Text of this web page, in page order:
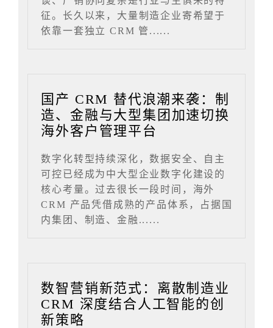
征。长久以来，大量制造企业寄希望于
依靠一套独立 CRM 管......
国产 CRM 替代浪潮来袭：制
造、金融与大型集团加速切换
海外客户管理平台
数字化转型持续深化，数据安全、自主
可控已经成为中大型企业数字化建设的
核心考量。过去很长一段时间，海外
CRM 产品凭借成熟的产品体系，占据国
内集团、制造、金融......
数智营销新范式：离散制造业
CRM 深度结合人工智能的创
新策略